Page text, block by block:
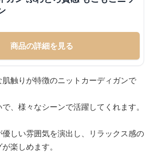
商品の詳細を見る
触りが特徴のニットカーディガンで
、様々なシーンで活躍してくれます。
優しい雰囲気を演出し、リラックス感の
楽しめます。